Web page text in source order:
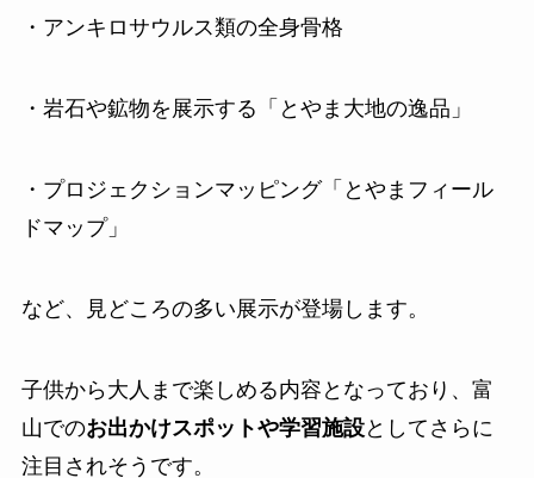
・アンキロサウルス類の全身骨格
・岩石や鉱物を展示する「とやま大地の逸品」
・プロジェクションマッピング「とやまフィール
ドマップ」
など、見どころの多い展示が登場します。
子供から大人まで楽しめる内容となっており、富
山でのお出かけスポットや学習施設としてさらに
注目されそうです。